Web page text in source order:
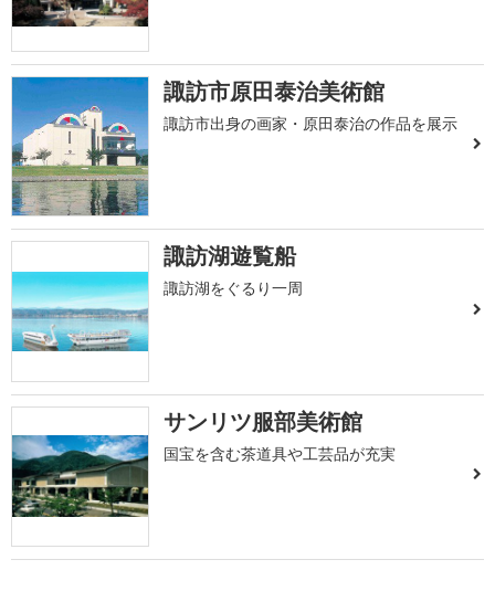
諏訪市原田泰治美術館
諏訪市出身の画家・原田泰治の作品を展示
諏訪湖遊覧船
諏訪湖をぐるり一周
サンリツ服部美術館
国宝を含む茶道具や工芸品が充実